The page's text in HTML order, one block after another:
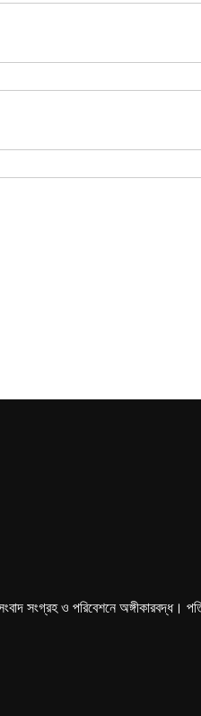
সংগ্রহ ও পরিবেশনে অঙ্গীকারবদ্ধ।